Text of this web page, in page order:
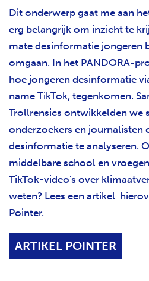
Dit onderwerp gaat me aan
erg belangrijk om inzicht te
mate desinformatie jongeren
omgaan. In het PANDORA-
hoe jongeren desinformatie
name TikTok, tegenkomen.
Trollrensics ontwikkelden we
onderzoekers en journalisten
desinformatie te analyseren.
middelbare school en
TikTok-video's over
weten? Lees een artikel
Pointer.
ARTIKEL POINTER